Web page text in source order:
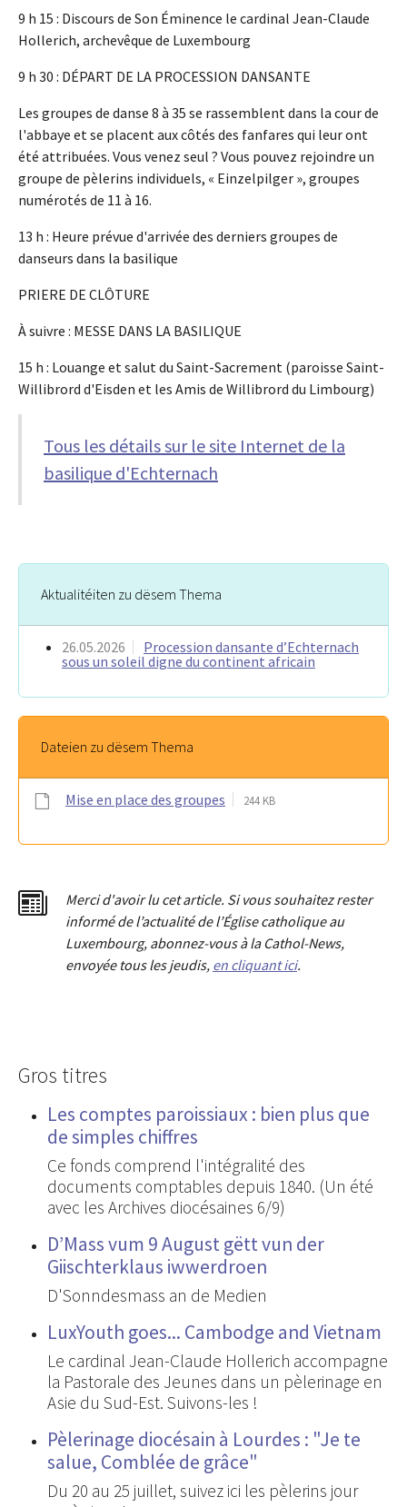
9 h 15 : Discours de Son Éminence le cardinal Jean-Claude
Hollerich, archevêque de Luxembourg
9 h 30 : DÉPART DE LA PROCESSION DANSANTE
Les groupes de danse 8 à 35 se rassemblent dans la cour de
l'abbaye et se placent aux côtés des fanfares qui leur ont
été attribuées. Vous venez seul ? Vous pouvez rejoindre un
groupe de pèlerins individuels, « Einzelpilger », groupes
numérotés de 11 à 16.
13 h : Heure prévue d'arrivée des derniers groupes de
danseurs dans la basilique
PRIERE DE CLÔTURE
À suivre : MESSE DANS LA BASILIQUE
15 h : Louange et salut du Saint-Sacrement (paroisse Saint-
Willibrord d'Eisden et les Amis de Willibrord du Limbourg)
Tous les détails sur le site Internet de la
basilique d'Echternach
Aktualitéiten zu dësem Thema
26.05.2026
Procession dansante d’Echternach
sous un soleil digne du continent africain
Dateien zu dësem Thema
Mise en place des groupes 244 KB
Merci d'avoir lu cet article. Si vous souhaitez rester
informé de l’actualité de l’Église catholique au
Luxembourg, abonnez-vous à la Cathol-News,
envoyée tous les jeudis, en cliquant ici.
Gros titres
Les comptes paroissiaux : bien plus que
de simples chiffres
Ce fonds comprend l'intégralité des
documents comptables depuis 1840. (Un été
avec les Archives diocésaines 6/9)
D’Mass vum 9 August gëtt vun der
Giischterklaus iwwerdroen
D'Sonndesmass an de Medien
LuxYouth goes... Cambodge and Vietnam
Le cardinal Jean-Claude Hollerich accompagne
la Pastorale des Jeunes dans un pèlerinage en
Asie du Sud-Est. Suivons-les !
Pèlerinage diocésain à Lourdes : "Je te
salue, Comblée de grâce"
Du 20 au 25 juillet, suivez ici les pèlerins jour